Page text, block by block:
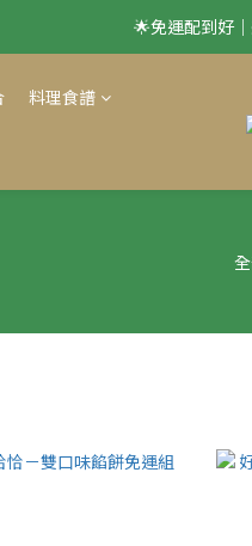
滿
🌟免運配到好
料理食譜